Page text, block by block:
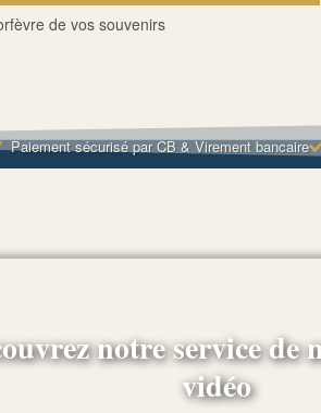
Paiement sécurisé par CB & Virement bancaire